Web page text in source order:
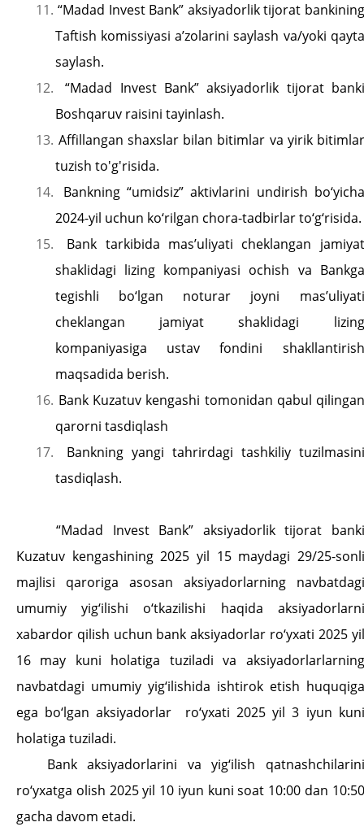
11. “Madad Invest Bank” aksiyadorlik tijorat bankining
Taftish komissiyasi a’zolarini saylash va/yoki qayta
saylash.
12.
“Madad Invest Bank” aksiyadorlik tijorat banki
Boshqaruv raisini tayinlash.
13. Affillangan shaxslar bilan bitimlar va yirik bitimlar
tuzish to'g'risida.
14.
Bankning “umidsiz” aktivlarini undirish bo‘yicha
2024-yil uchun ko‘rilgan chora-tadbirlar to‘g‘risida.
15.
Bank tarkibida mas’uliyati cheklangan jamiyat
shaklidagi lizing kompaniyasi ochish va Bankga
tegishli bo‘lgan noturar joyni mas’uliyati
cheklangan jamiyat shaklidagi lizing
kompaniyasiga ustav fondini shakllantirish
maqsadida berish.
16. Bank Kuzatuv kengashi tomonidan qabul qilingan
qarorni tasdiqlash
17.
Bankning yangi tahrirdagi tashkiliy tuzilmasini
tasdiqlash.
“Madad Invest Bank” aksiyadorlik tijorat banki
Kuzatuv kengashining 2025 yil 15 maydagi 29/25-sonli
majlisi qaroriga asosan aksiyadorlarning navbatdagi
umumiy yig‘ilishi o‘tkazilishi haqida aksiyadorlarni
xabardor qilish uchun bank aksiyadorlar ro‘yxati 2025 yil
16 may kuni holatiga tuziladi va aksiyadorlarlarning
navbatdagi umumiy yig‘ilishida ishtirok etish huquqiga
ega bo‘lgan aksiyadorlar
ro‘yxati 2025 yil 3 iyun kuni
holatiga tuziladi.
Bank aksiyadorlarini va yig‘ilish qatnashchilarini
ro‘yxatga olish 2025yil 10 iyun kuni soat 10:00 dan 10:50
gacha davom etadi.